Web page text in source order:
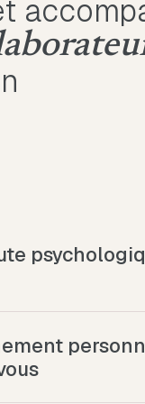
à tout
confidentiel, avec